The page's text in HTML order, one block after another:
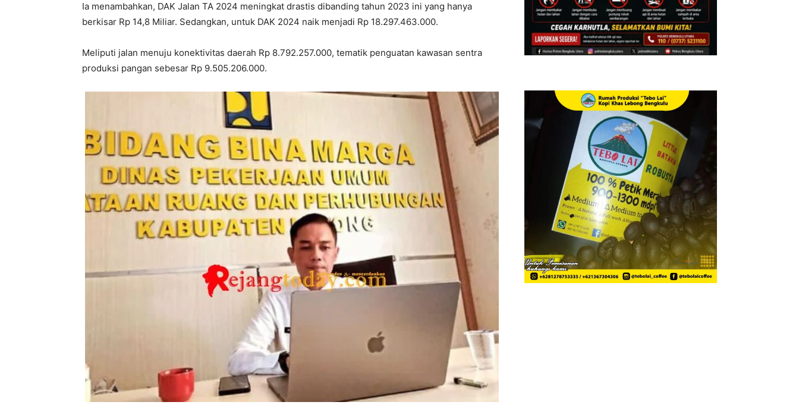
Ia menambahkan, DAK Jalan TA 2024 meningkat drastis dibanding tahun 2023 ini yang hanya
berkisar Rp 14,8 Miliar. Sedangkan, untuk DAK 2024 naik menjadi Rp 18.297.463.000.
Meliputi jalan menuju konektivitas daerah Rp 8.792.257.000, tematik penguatan kawasan sentra
produksi pangan sebesar Rp 9.505.206.000.